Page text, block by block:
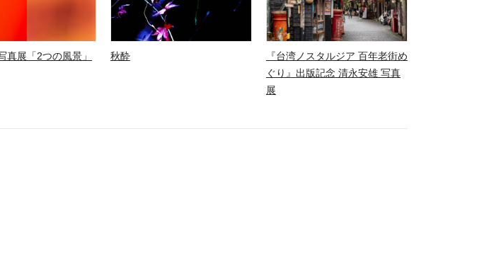
真展「2つの風景」 秋酔
『台湾ノスタルジア 百年老街め
ぐり』出版記念 清永安雄 写真
展